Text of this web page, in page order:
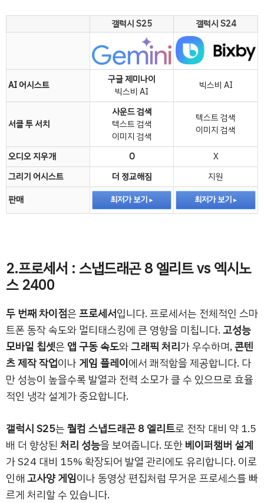
갤럭시 S25 갤럭시 S24
AI 어시스트
구글 제미나이
빅스비 AI
빅스비 AI
서클 투 서치
사운드 검색
텍스트 검색
이미지 검색
텍스트 검색
이미지 검색
오디오 지우개 O
X
그리기 어시스트
더 정교해짐
지원
판매
최저가 보기 최저가 보기
2.프로세서 : 스냅드래곤 8 엘리트 vs 엑시노
스 2400
두 번째 차이점은프로세서입니다. 프로세서는 전체적인 스마
트폰 동작 속도와 멀티태스킹에 큰 영향을 미칩니다.고성능
모바일 칩셋은앱 구동 속도와그래픽 처리가 우수하며,콘텐
츠 제작 작업이나 게임 플레이에서 쾌적함을 제공합니다. 다
만 성능이 높을수록 발열과 전력 소모가 클 수 있으므로 효율
적인 냉각 설계가 중요합니다.
갤럭시 S25는퀄컴 스냅드래곤 8 엘리트로 전작 대비 약 1.5
배 더 향상된 처리 성능을 보여줍니다. 또한베이퍼챔버 설계
가 S24 대비 15% 확장되어 발열 관리에도 유리합니다. 이로
인해고사양 게임이나 동영상 편집처럼 무거운 프로세스를 빠
르게 처리할 수 있습니다.